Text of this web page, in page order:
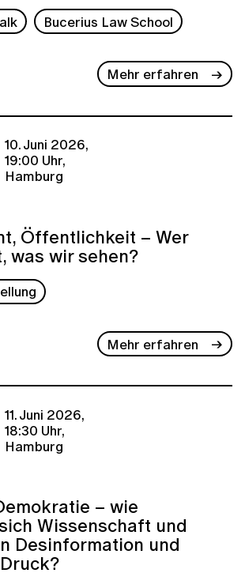
Bucerius Law School
Mehr erfahren
10. Juni 2026,
19:00 Uhr,
Hamburg
Öffentlichkeit – Wer
was wir sehen?
Mehr erfahren
11. Juni 2026,
18:30 Uhr,
Hamburg
– wie
Wissenschaft und
Desinformation und